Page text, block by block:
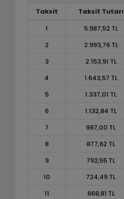
Taksit Taksit Tutarı
1
5.987,52 TL
2
2.993,76 TL
3
2.153,91 TL
4
1.643,57 TL
5
1.337,01 TL
6
1.132,84 TL
7
987,00 TL
8
877,62 TL
9
792,55 TL
10
724,49 TL
11
668,81 TL